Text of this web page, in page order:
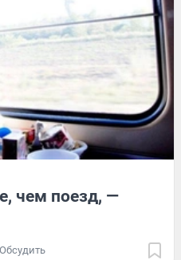
чем поезд, —
Обсудить